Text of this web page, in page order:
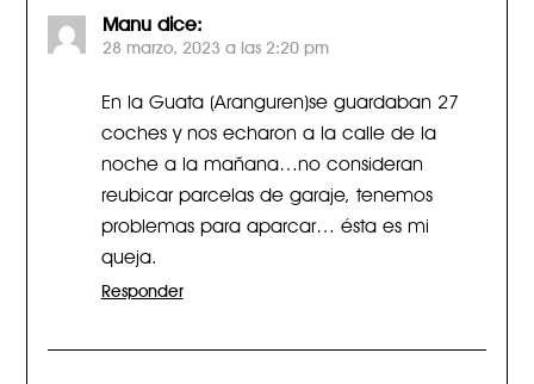
Manu dice:
28 marzo, 2023 a las 2:20 pm
En la Guata (Aranguren)se guardaban 27
coches y nos echaron a la calle de la
noche a la mañana…no consideran
reubicar parcelas de garaje, tenemos
problemas para aparcar… ésta es mi
queja.
Responder